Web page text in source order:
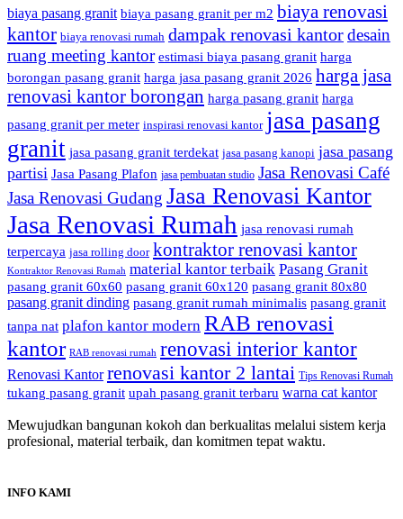
biaya pasang granit biaya pasang granit per m2 biaya renovasi
kantor biaya renovasi rumah dampak renovasi kantordesain
ruang meeting kantor estimasi biaya pasang granit harga
borongan pasang granit harga jasa pasang granit 2026 harga jasa
renovasi kantor borongan harga pasang granit harga
pasang granit per meter inspirasi renovasi kantor jasa pasang
granit jasa pasang granit terdekat jasa pasang kanopi jasa pasang
partisi Jasa Pasang Plafon jasa pembuatan studio Jasa Renovasi Café
Jasa Renovasi Gudang Jasa Renovasi Kantor
Jasa Renovasi Rumah jasa renovasi rumah
terpercaya jasa rolling door kontraktor renovasi kantor
Kontraktor Renovasi Rumah material kantor terbaik Pasang Granit
pasang granit 60x60 pasang granit 60x120 pasang granit 80x80
pasang granit dinding pasang granit rumah minimalis pasang granit
tanpa nat plafon kantor modern RAB renovasi
kantor RAB renovasi rumah renovasi interior kantor
Renovasi Kantor renovasi kantor 2 lantai Tips Renovasi Rumah
tukang pasang granit upah pasang granit terbaru warna cat kantor
Mewujudkan bangunan kokoh dan berkualitas melalui sistem kerja
profesional, material terbaik, dan komitmen tepat waktu.
INFO KAMI